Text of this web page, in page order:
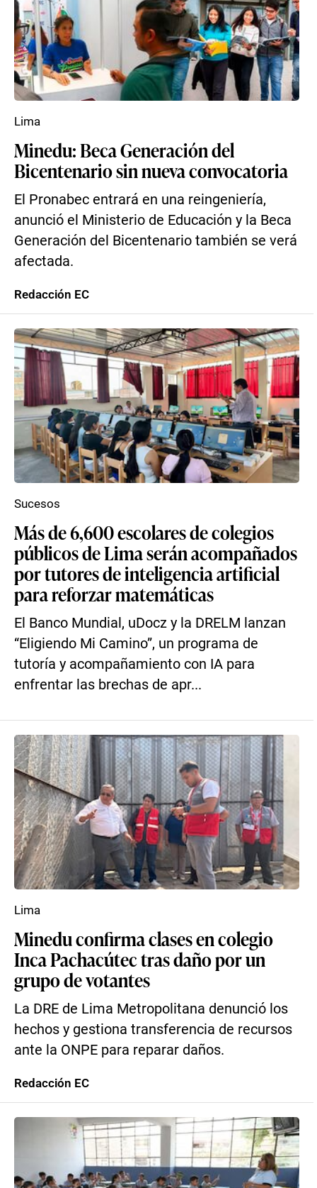
Minedu: Beca Generación del
Bicentenario sin nueva convocatoria
El Pronabec entrará en una reingeniería,
anunció el Ministerio de Educación y la Beca
Generación del Bicentenario también se verá
afectada.
Lima
Redacción EC
Más de 6,600 escolares de colegios
públicos de Lima serán acompañados
por tutores de inteligencia artificial
para reforzar matemáticas
El Banco Mundial, uDocz y la DRELM lanzan
“Eligiendo Mi Camino”, un programa de
tutoría y acompañamiento con IA para
enfrentar las brechas de apr...
Sucesos
Minedu confirma clases en colegio
Inca Pachacútec tras daño por un
grupo de votantes
La DRE de Lima Metropolitana denunció los
hechos y gestiona transferencia de recursos
ante la ONPE para reparar daños.
Lima
Redacción EC